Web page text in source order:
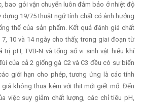
bao gói vận chuyển luôn đảm bảo ở nhiệt độ
dựng 19/75 thuật ngữ tính chất có ảnh hưởng
thể của sản phẩm. Kết quả đánh giá chất
7, 10 và 14 ngày cho thấy, trong giai đoạn từ
trị pH, TVB-N và tổng số vi sinh vật hiếu khí
của cả 2 giống gà C2 và C3 đều có sự biến
giới hạn cho phép, tương ứng là các tính
không thua kém với thịt mới giết mổ. Đến
việc suy giảm chất lượng, các chỉ tiêu pH,